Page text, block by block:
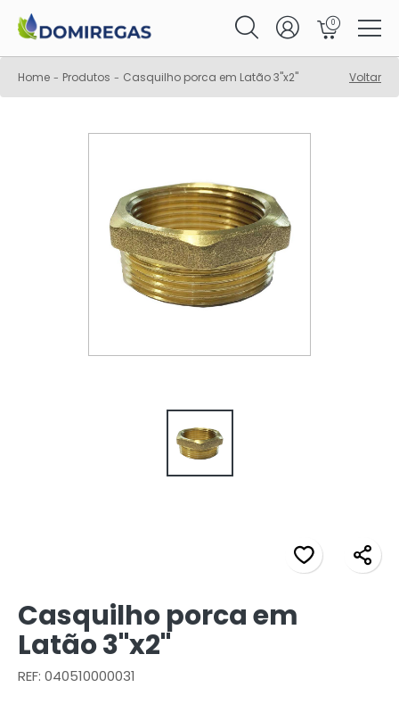
0
Home - Produtos - Casquilho porca em Latão 3"x2" Voltar
Casquilho porca em
Latão 3"x2"
REF: 040510000031